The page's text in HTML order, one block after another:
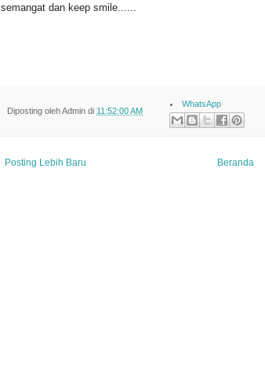
semangat dan keep smile......
Diposting olehAdmin di 11:52:00 AM
WhatsApp
Posting Lebih Baru Beranda